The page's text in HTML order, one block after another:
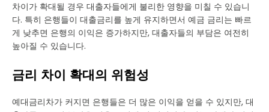
차이가 확대될 경우 대출자들에게 불리한 영향을 미칠 수 있습니
다. 특히 은행들이 대출금리를 높게 유지하면서 예금 금리는 빠르
게 낮추면 은행의 이익은 증가하지만, 대출자들의 부담은 여전히
높아질 수 있습니다.
금리 차이 확대의 위험성
예대금리차가 커지면 은행들은 더 많은 이익을 얻을 수 있지만, 대